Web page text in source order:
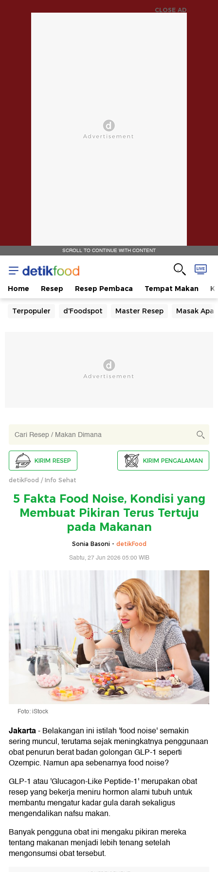
CLOSE AD
SCROLL TO CONTINUE WITH CONTENT
Home Resep Resep Pembaca Tempat Makan
Terpopuler d'Foodspot Master Resep Masak Apa
KIRIM RESEP KIRIM PENGALAMAN
detikFood Info Sehat
5 Fakta Food Noise, Kondisi yang
Membuat Pikiran Terus Tertuju
pada Makanan
Sonia Basoni - detikFood
Sabtu, 27 Jun 2026 05:00 WIB
Foto: iStock
Jakarta-Belakangan ini istilah 'food noise' semakin
sering muncul, terutama sejak meningkatnya penggunaan
obat penurun berat badan golongan GLP-1 seperti
Ozempic. Namun apa sebenarnya food noise?
GLP-1 atau 'Glucagon-Like Peptide-1' merupakan obat
resep yang bekerja meniru hormon alami tubuh untuk
membantu mengatur kadar gula darah sekaligus
mengendalikan nafsu makan.
Banyak pengguna obat ini mengaku pikiran mereka
tentang makanan menjadi lebih tenang setelah
mengonsumsi obat tersebut.